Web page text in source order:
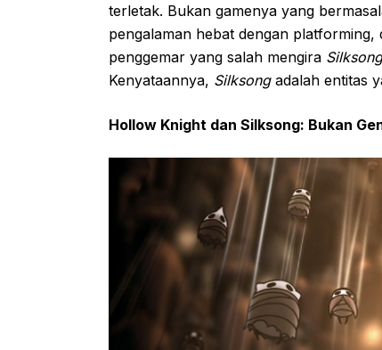
terletak. Bukan gamenya yang
pengalaman hebat dengan
penggemar yang salah mengira Silksong
Kenyataannya, Silksongadalah entitas
Hollow Knight dan Silksong: Bukan